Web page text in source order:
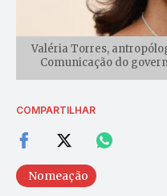
Valéria Torres,
Comunicação do
COMPARTILHAR
Nomeação